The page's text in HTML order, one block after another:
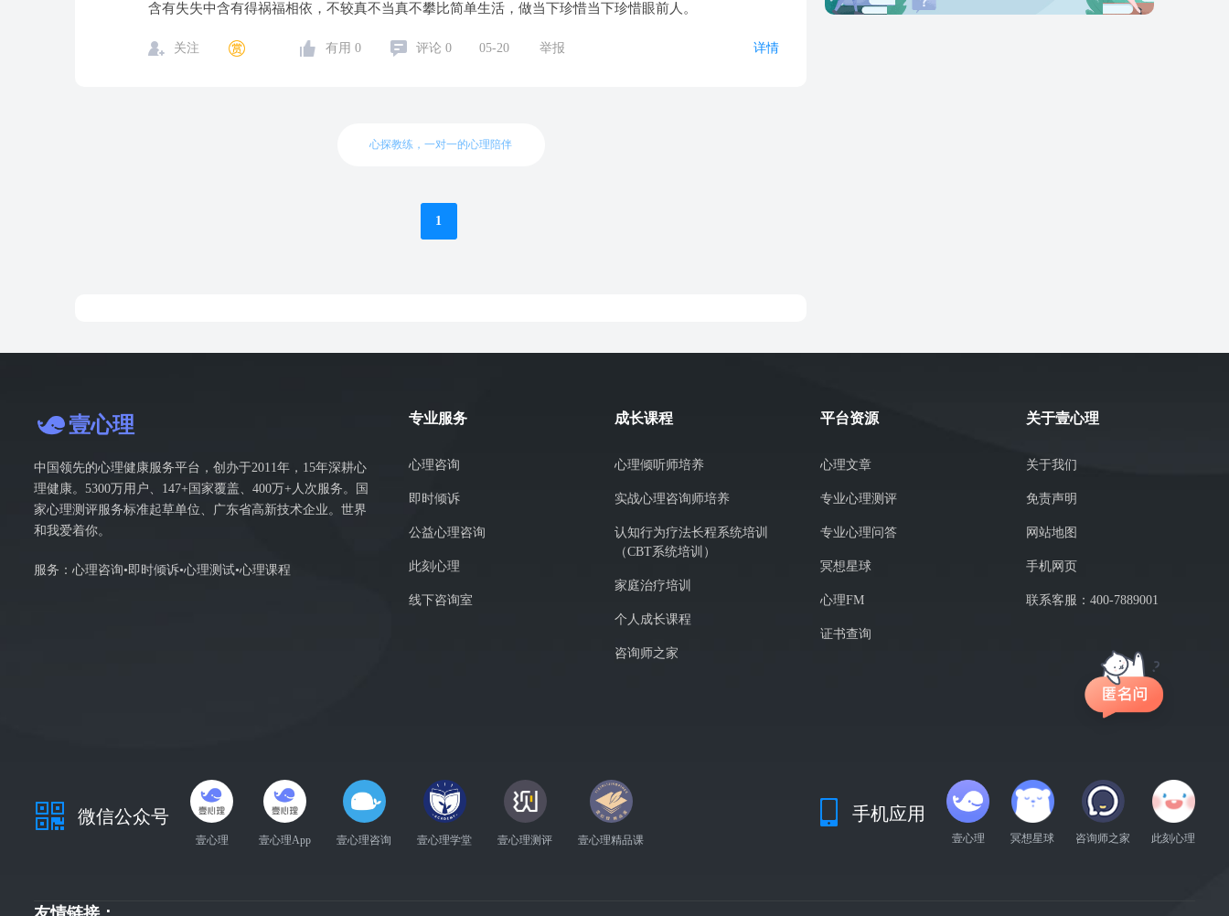
含有失失中含有得祸福相依，不较真不当真不攀比简单生活，做当下珍惜当下珍惜眼前人。
关注 有用 0 评论 0 05-20 举报 详情
心探教练，一对一的心理陪伴
1
壹心理
中国领先的心理健康服务平台，创办于2011年，15年深耕心
理健康。5300万用户、147+国家覆盖、400万+人次服务。国
家心理测评服务标准起草单位、广东省高新技术企业。世界
和我爱着你。
服务：心理咨询•即时倾诉•心理测试•心理课程
专业服务
心理咨询
即时倾诉
公益心理咨询
此刻心理
线下咨询室
成长课程
心理倾听师培养
实战心理咨询师培养
认知行为疗法长程系统培训
（CBT系统培训）
家庭治疗培训
个人成长课程
咨询师之家
平台资源
心理文章
专业心理测评
专业心理问答
冥想星球
心理FM
证书查询
关于壹心理
关于我们
免责声明
网站地图
手机网页
联系客服：400-7889001
微信公众号
壹心理 壹心理App 壹心理咨询 壹心理学堂 壹心理测评 壹心理精品课
手机应用
壹心理 冥想星球 咨询师之家 此刻心理